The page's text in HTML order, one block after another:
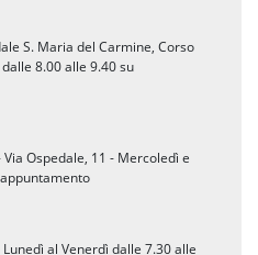
S. Maria del Carmine, Corso
8.00 alle 9.40 su
Ospedale, 11 - Mercoledì e
al Venerdì dalle 7.30 alle